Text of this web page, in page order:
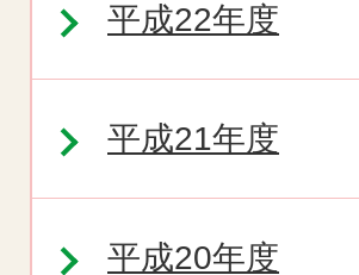
平成22年度
平成21年度
平成20年度